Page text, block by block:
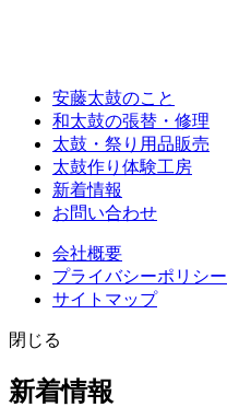
安藤太鼓のこと
和太鼓の張替・修理
太鼓・祭り用品販売
太鼓作り体験工房
新着情報
お問い合わせ
会社概要
プライバシーポリシー
サイトマップ
閉じる
新着情報